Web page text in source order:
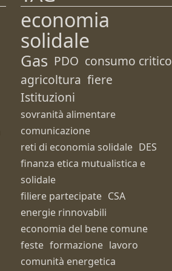
economia
solidale
Gas PDO consumo critico
agricoltura fiere
Istituzioni
sovranità alimentare
comunicazione
reti di economia solidale DES
finanza etica mutualistica e
solidale
filiere partecipate CSA
energie rinnovabili
economia del bene comune
feste formazione lavoro
comunità energetica